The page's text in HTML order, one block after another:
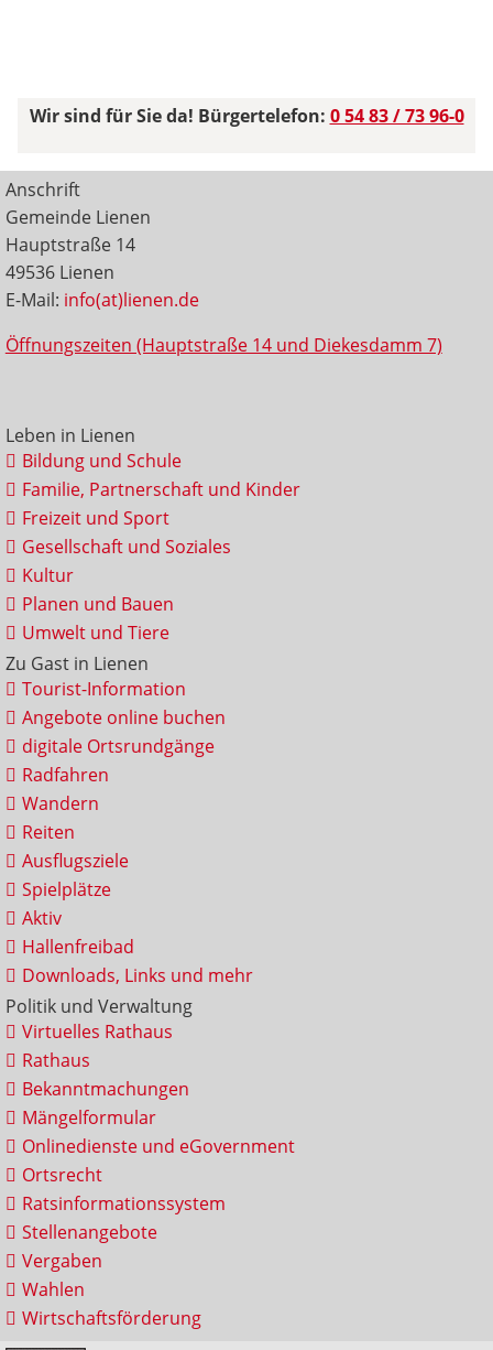
Wir sind für Sie da! Bürgertelefon: 0 54 83 / 73 96-0
Anschrift
Gemeinde Lienen
Hauptstraße 14
49536 Lienen
E-Mail: info(at)lienen.de
Öffnungszeiten (Hauptstraße 14 und Diekesdamm 7)
Leben in Lienen
Bildung und Schule
Familie, Partnerschaft und Kinder
Freizeit und Sport
Gesellschaft und Soziales
Kultur
Planen und Bauen
Umwelt und Tiere
Zu Gast in Lienen
Tourist-Information
Angebote online buchen
digitale Ortsrundgänge
Radfahren
Wandern
Reiten
Ausflugsziele
Spielplätze
Aktiv
Hallenfreibad
Downloads, Links und mehr
Politik und Verwaltung
Virtuelles Rathaus
Rathaus
Bekanntmachungen
Mängelformular
Onlinedienste und eGovernment
Ortsrecht
Ratsinformationssystem
Stellenangebote
Vergaben
Wahlen
Wirtschaftsförderung